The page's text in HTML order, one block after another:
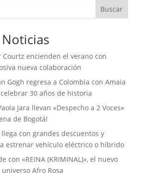
Buscar
Courtz encienden el verano con
nueva colaboración
Gogh regresa a Colombia con Amaia
30 años de historia
Jara llevan «Despecho a 2 Voces»
de Bogotá!
llega con grandes descuentos y
estrenar vehículo eléctrico o híbrido
con «REINA (KRIMINAL)», el nuevo
Afro Rosa